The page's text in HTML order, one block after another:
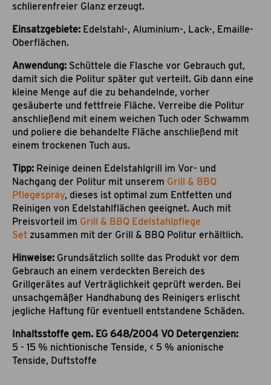
schlierenfreier Glanz erzeugt.
Einsatzgebiete: Edelstahl-, Aluminium-, Lack-, Emaille-
Oberflächen.
Anwendung: Schüttele die Flasche vor Gebrauch gut,
damit sich die Politur später gut verteilt. Gib dann eine
kleine Menge auf die zu behandelnde, vorher
gesäuberte und fettfreie Fläche. Verreibe die Politur
anschließend mit einem weichen Tuch oder Schwamm
und poliere die behandelte Fläche anschließend mit
einem trockenen Tuch aus.
Tipp: Reinige deinen Edelstahlgrill im Vor- und
Nachgang der Politur mit unserem Grill & BBQ
Pflegespray, dieses ist optimal zum Entfetten und
Reinigen von Edelstahlflächen geeignet. Auch mit
Preisvorteil im Grill & BBQ Edelstahlpflege
Set zusammen mit der Grill & BBQ Politur erhältlich.
Hinweise: Grundsätzlich sollte das Produkt vor dem
Gebrauch an einem verdeckten Bereich des
Grillgerätes auf Verträglichkeit geprüft werden. Bei
unsachgemäßer Handhabung des Reinigers erlischt
jegliche Haftung für eventuell entstandene Schäden.
Inhaltsstoffe gem. EG 648/2004 VO Detergenzien:
5 - 15 % nichtionische Tenside, < 5 % anionische
Tenside, Duftstoffe